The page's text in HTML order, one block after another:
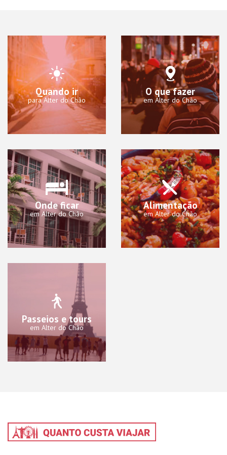
Quando ir
para Alter do Chão
O que fazer
em Alter do Chão
Onde ficar
em Alter do Chão
Alimentação
em Alter do Chão
Passeios e tours
em Alter do Chão